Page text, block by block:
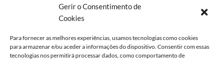
meus dados de acordo com as Políticas de
Privacidade
Gerir o Consentimento de
Cookies
Para fornecer as melhores experiências, usamos tecnologias como cookies
para armazenar e/ou aceder a informações do dispositivo. Consentir com essas
tecnologias nos permitirá processar dados, como comportamento de
Copyright 2026 ©All rights reserved